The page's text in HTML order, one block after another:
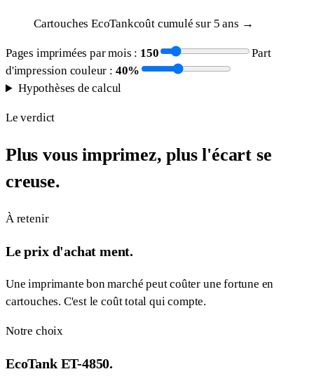
Cartouches EcoTankcoût cumulé sur 5 ans →
Pages imprimées par mois : 150
Part
d'impression couleur : 40%
Hypothèses de calcul
Le verdict
Plus vous imprimez, plus l'écart se
creuse.
À retenir
Le prix d'achat ment.
Une imprimante bon marché peut coûter une fortune en
cartouches. C'est le coût total qui compte.
Notre choix
EcoTank ET-4850.